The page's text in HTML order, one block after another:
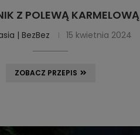
Z POLEWĄ KARMELOWĄ
| BezBez 15 kwietnia 2024
ZOBACZ PRZEPIS